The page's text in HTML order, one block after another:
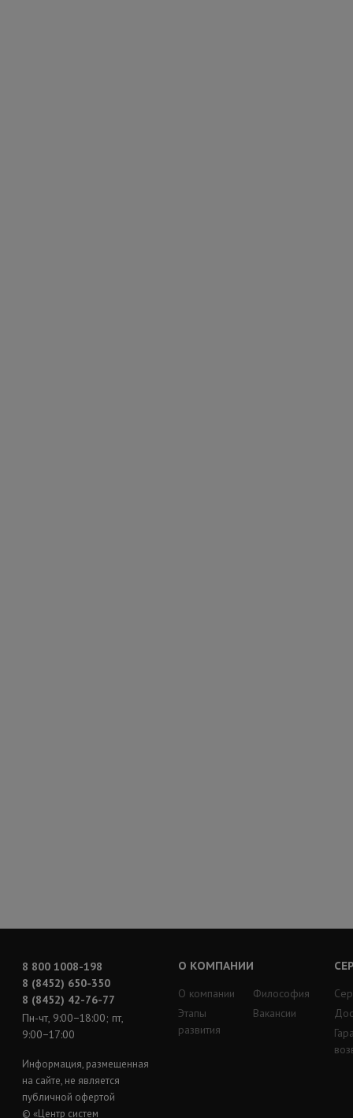
8 800 1008-198
8 (8452) 650-350
8 (8452) 42-76-77
Пн-чт, 9:00−18:00; пт,
9:00−17:00
Информация, размещенная
на сайте, не является
публичной офертой
© «Центр систем
О КОМПАНИИ
О компании
Этапы
развития
Философия
Вакансии